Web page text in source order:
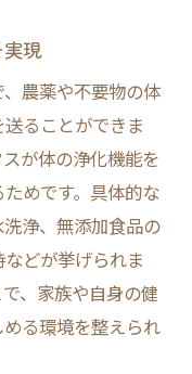
現
農薬や不要物の体
ることができま
が体の浄化機能を
めです。具体的な
浄、無添加食品の
どが挙げられま
、家族や自身の健
る環境を整えられ